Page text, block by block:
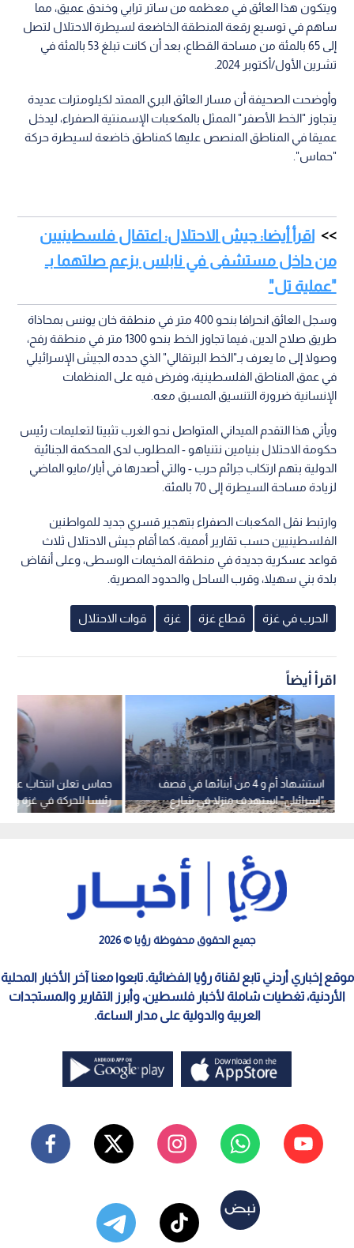
ويتكون هذا العائق في معظمه من ساتر ترابي وخندق عميق، مما
ساهم في توسيع رقعة المنطقة الخاضعة لسيطرة الاحتلال لتصل
إلى 65 بالمئة من مساحة القطاع، بعد أن كانت تبلغ 53 بالمئة في
تشرين الأول/أكتوبر 2024.
وأوضحت الصحيفة أن مسار العائق البري الممتد لكيلومترات عديدة
يتجاوز "الخط الأصفر" الممثل بالمكعبات الإسمنتية الصفراء، ليدخل
عميقا في المناطق المنصص عليها كمناطق خاضعة لسيطرة حركة
"حماس".
اقرأ أيضا: جيش الاحتلال: اعتقال فلسطينيين
من داخل مستشفى في نابلس بزعم صلتهما بـ
"عملية تل"
وسجل العائق انحرافا بنحو 400 متر في منطقة خان يونس بمحاذاة
طريق صلاح الدين، فيما تجاوز الخط بنحو 1300 متر في منطقة رفح،
وصولا إلى ما يعرف بـ"الخط البرتقالي" الذي حدده الجيش الإسرائيلي
في عمق المناطق الفلسطينية، وفرض فيه على المنظمات
الإنسانية ضرورة التنسيق المسبق معه.
ويأتي هذا التقدم الميداني المتواصل نحو الغرب تثبيتا لتعليمات رئيس
حكومة الاحتلال بنيامين نتنياهو - المطلوب لدى المحكمة الجنائية
الدولية بتهم ارتكاب جرائم حرب - والتي أصدرها في أيار/مايو الماضي
لزيادة مساحة السيطرة إلى 70 بالمئة.
وارتبط نقل المكعبات الصفراء بتهجير قسري جديد للمواطنين
الفلسطينيين حسب تقارير أممية، كما أقام جيش الاحتلال ثلاث
قواعد عسكرية جديدة في منطقة المخيمات الوسطى، وعلى أنقاض
بلدة بني سهيلا، وقرب الساحل والحدود المصرية.
الحرب في غزة قطاع غزة غزة قوات الاحتلال
اقرأ أيضاً
حماس تعلن انتخاب علي
رئيسا للحركة في غزة
للضفة الغربية
استشهاد أم و 4 من أبنائها في قصف
"إسرائيلي" استهدف منزلا في شارع
الثلاثيني بغزة
جميع الحقوق محفوظة رؤيا © 2026
موقع إخباري أردني تابع لقناة رؤيا الفضائية. تابعوا معنا آخر الأخبار المحلية
الأردنية، تغطيات شاملة لأخبار فلسطين، وأبرز التقارير والمستجدات
العربية والدولية على مدار الساعة.